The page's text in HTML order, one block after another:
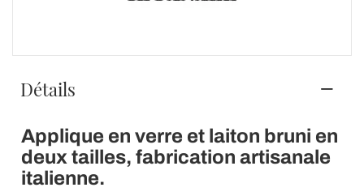
Détails
Applique en verre et laiton bruni en
deux tailles, fabrication artisanale
italienne.